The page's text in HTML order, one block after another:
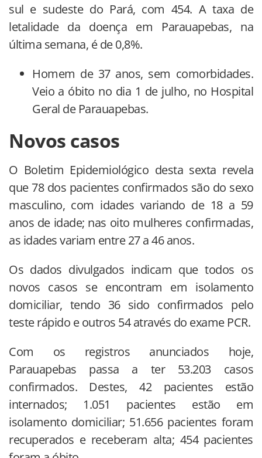
sul e sudeste do Pará, com 454. A taxa de
letalidade da doença em Parauapebas, na
última semana, é de 0,8%.
Homem de 37 anos, sem comorbidades.
Veio a óbito no dia 1 de julho, no Hospital
Geral de Parauapebas.
Novos casos
O Boletim Epidemiológico desta sexta revela
que 78 dos pacientes confirmados são do sexo
masculino, com idades variando de 18 a 59
anos de idade; nas oito mulheres confirmadas,
as idades variam entre 27 a 46 anos.
Os dados divulgados indicam que todos os
novos casos se encontram em isolamento
domiciliar, tendo 36 sido confirmados pelo
teste rápido e outros 54 através do exame PCR.
Com os registros anunciados hoje,
Parauapebas passa a ter 53.203 casos
confirmados. Destes, 42 pacientes estão
internados; 1.051 pacientes estão em
isolamento domiciliar; 51.656 pacientes foram
recuperados e receberam alta; 454 pacientes